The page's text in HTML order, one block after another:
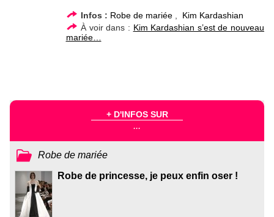
Infos : Robe de mariée, Kim Kardashian
À voir dans : Kim Kardashian s’est de nouveau
mariée…
+ D'INFOS SUR
...
Robe de mariée
Robe de princesse, je peux enfin oser !